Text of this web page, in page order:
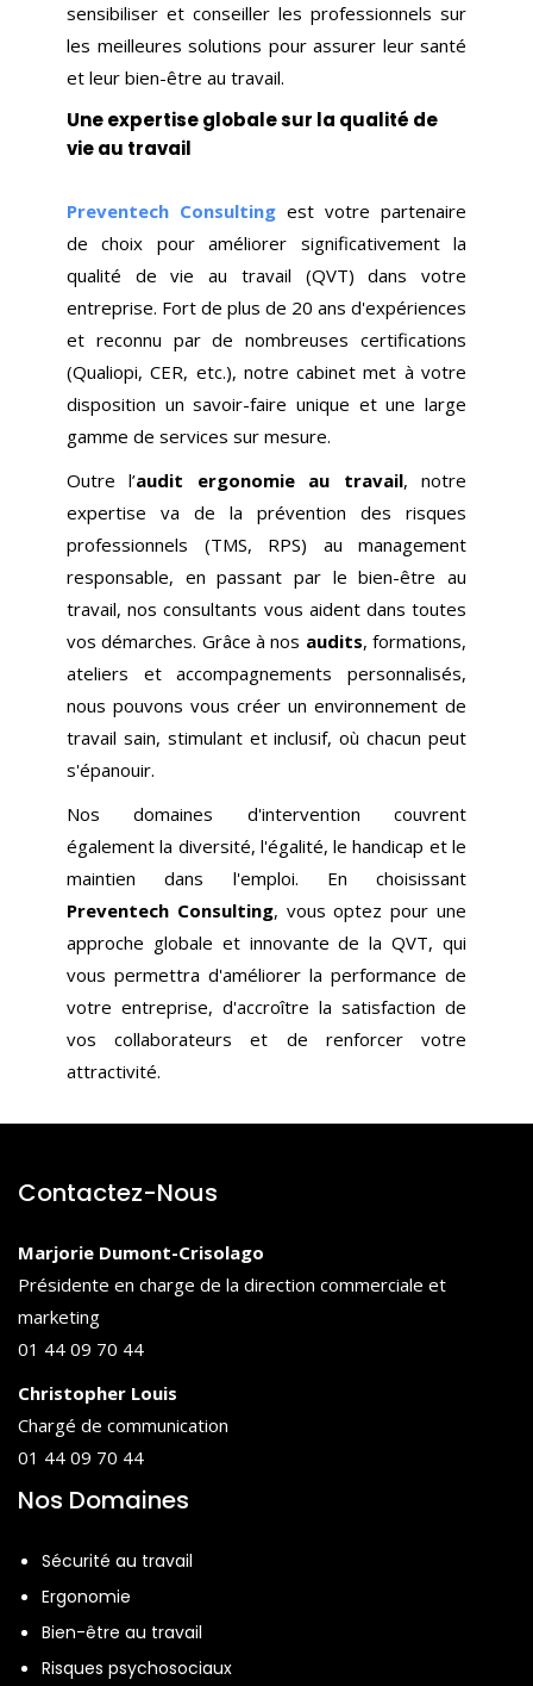
sensibiliser et conseiller les professionnels sur
les meilleures solutions pour assurer leur santé
et leur bien-être au travail.
Une expertise globale sur la qualité de
vie au travail
Preventech Consulting est votre partenaire
de choix pour améliorer significativement la
qualité de vie au travail (QVT) dans votre
entreprise. Fort de plus de 20 ans d'expériences
et reconnu par de nombreuses certifications
(Qualiopi, CER, etc.), notre cabinet met à votre
disposition un savoir-faire unique et une large
gamme de services sur mesure.
Outre l’audit ergonomie au travail, notre
expertise va de la prévention des risques
professionnels (TMS, RPS) au management
responsable, en passant par le bien-être au
travail, nos consultants vous aident dans toutes
vos démarches. Grâce à nos audits, formations,
ateliers et accompagnements personnalisés,
nous pouvons vous créer un environnement de
travail sain, stimulant et inclusif, où chacun peut
s'épanouir.
Nos domaines d'intervention couvrent
également la diversité, l'égalité, le handicap et le
maintien dans l'emploi. En choisissant
Preventech Consulting, vous optez pour une
approche globale et innovante de la QVT, qui
vous permettra d'améliorer la performance de
votre entreprise, d'accroître la satisfaction de
vos collaborateurs et de renforcer votre
attractivité.
Contactez-Nous
Marjorie Dumont-Crisolago
Présidente en charge de la direction commerciale et
marketing
01 44 09 70 44
Christopher Louis
Chargé de communication
01 44 09 70 44
Nos Domaines
Sécurité au travail
Ergonomie
Bien-être au travail
Risques psychosociaux